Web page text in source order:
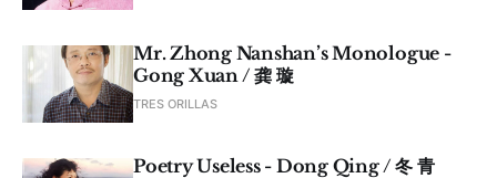
Mr. Zhong Nanshan’s Monologue -
Gong Xuan / 龚 璇
TRES ORILLAS
Poetry Useless - Dong Qing / 冬 青